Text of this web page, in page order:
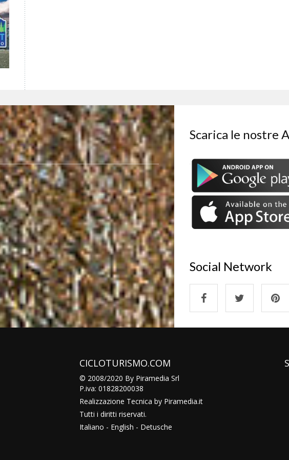
Scarica le nostre
Social Network
CICLOTURISMO.COM
© 2008/2020 By Piramedia Srl
P.iva: 01828200038
Realizzazione Tecnica by Piramedia.it
Tutti i diritti riservati.
Italiano - English - Detusche